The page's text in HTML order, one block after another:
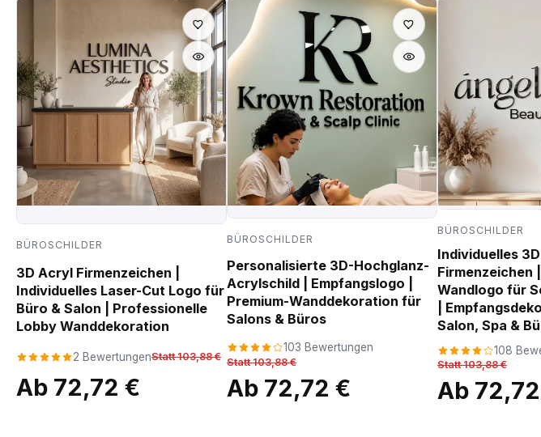
BÜROSCHILDER
3D Acryl Firmenzeichen |
Individuelles Laser-Cut Logo für
Büro & Salon | Professionelle
Lobby Wanddekoration
2 BewertungenStatt 103,88 €
Ab 72,72 €
BÜROSCHILDER
Personalisierte 3D-Hochglanz-
Acrylschild | Empfangslogo |
Premium-Wanddekoration für
Salons & Büros
103 Bewertungen
Statt 103,88 €
Ab 72,72 €
BÜROSCHILDER
Individuelles
Firmenzeichen
Wandlogo für
|
Salon, Spa &
108
Statt 103,88 €
Ab